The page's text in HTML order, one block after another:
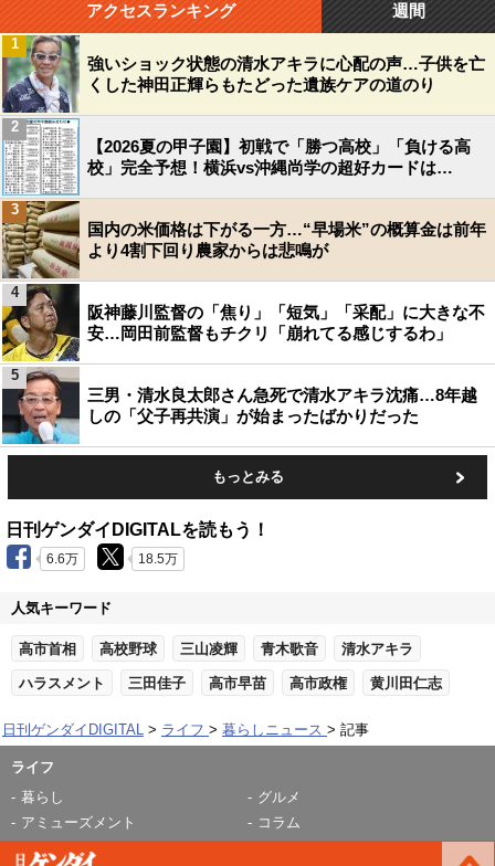
アクセスランキング 週間
強いショック状態の清水アキラに心配の声…子供を亡
くした神田正輝らもたどった遺族ケアの道のり
1
【2026夏の甲子園】初戦で「勝つ高校」「負ける高
校」完全予想！横浜vs沖縄尚学の超好カードは…
2
国内の米価格は下がる一方…“早場米”の概算金は前年
より4割下回り農家からは悲鳴が
3
阪神藤川監督の「焦り」「短気」「采配」に大きな不
安…岡田前監督もチクリ「崩れてる感じするわ」
4
三男・清水良太郎さん急死で清水アキラ沈痛…8年越
しの「父子再共演」が始まったばかりだった
5
もっとみる
日刊ゲンダイDIGITALを読もう！
6.6万 18.5万
人気キーワード
高市首相 高校野球 三山凌輝 青木歌音 清水アキラ
ハラスメント 三田佳子 高市早苗 高市政権 黄川田仁志
日刊ゲンダイDIGITAL ライフ 暮らしニュース 記事
ライフ
暮らし
グルメ
アミューズメント
コラム